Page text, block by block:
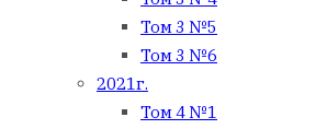
Том 3 №5
Том 3 №6
2021г.
Том 4 №1